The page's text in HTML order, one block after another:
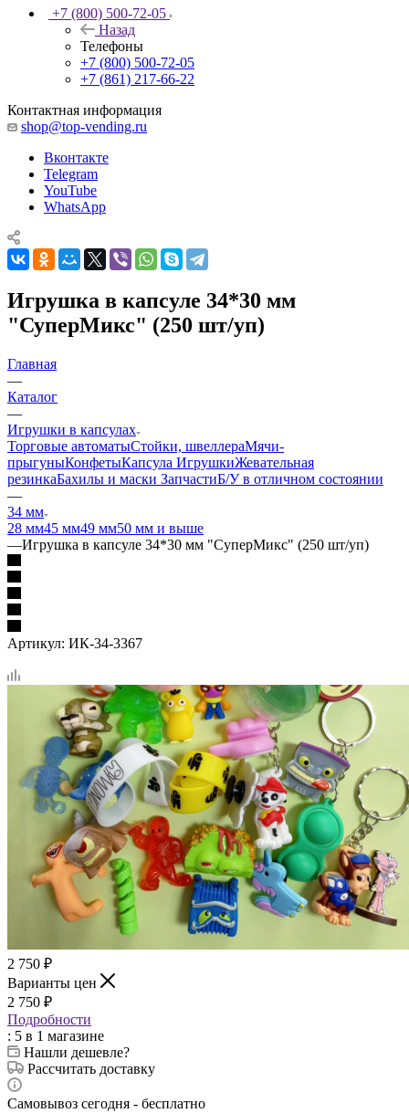
+7 (800) 500-72-05
Назад
Телефоны
+7 (800) 500-72-05
+7 (861) 217-66-22
Контактная информация
shop@top-vending.ru
Вконтакте
Telegram
YouTube
WhatsApp
Игрушка в капсуле 34*30 мм
"СуперМикс" (250 шт/уп)
Главная
—
Каталог
—
Игрушки в капсулах
Торговые автоматыСтойки, швеллераМячи-
прыгуныКонфетыКапсула ИгрушкиЖевательная
резинкаБахилы и маски ЗапчастиБ/У в отличном состоянии
—
34 мм
28 мм45 мм49 мм50 мм и выше
—Игрушка в капсуле 34*30 мм "СуперМикс" (250 шт/уп)
Артикул: ИК-34-3367
2 750 ₽
Варианты цен
2 750 ₽
Подробности
: 5 в 1 магазине
Нашли дешевле?
Рассчитать доставку
Самовывоз сегодня - бесплатно